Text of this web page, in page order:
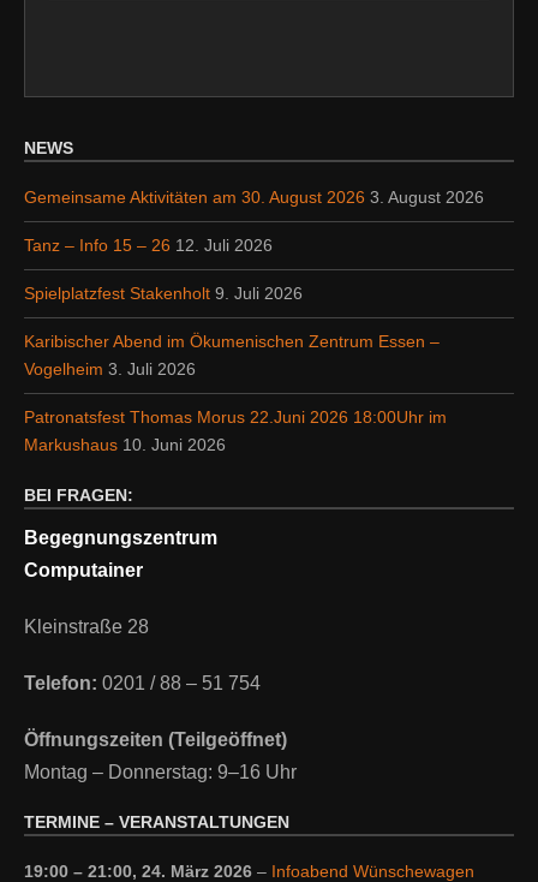
NEWS
Gemeinsame Aktivitäten am 30. August 2026 3. August 2026
Tanz – Info 15 – 26 12. Juli 2026
Spielplatzfest Stakenholt 9. Juli 2026
Karibischer Abend im Ökumenischen Zentrum Essen –
Vogelheim 3. Juli 2026
Patronatsfest Thomas Morus 22.Juni 2026 18:00Uhr im
Markushaus 10. Juni 2026
BEI FRAGEN:
Begegnungszentrum
Computainer
Kleinstraße 28
Telefon: 0201 / 88 – 51 754
Öffnungszeiten (Teilgeöffnet)
Montag – Donnerstag: 9–16 Uhr
TERMINE – VERANSTALTUNGEN
19:00 – 21:00, 24. März 2026 – Infoabend Wünschewagen